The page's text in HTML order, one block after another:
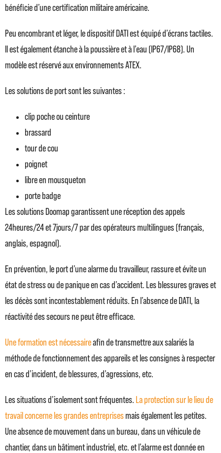
bénéficie d’une certification militaire américaine.
Peu encombrant et léger, le dispositif DATI est équipé d’écrans tactiles.
Il est également étanche à la poussière et à l’eau (IP67/IP68). Un
modèle est réservé aux environnements ATEX.
Les solutions de port sont les suivantes :
clip poche ou ceinture
brassard
tour de cou
poignet
libre en mousqueton
porte badge
Les solutions Doomap garantissent une réception des appels
24heures/24 et 7jours/7 par des opérateurs multilingues (français,
anglais, espagnol).
En prévention, le port d’une alarme du travailleur, rassure et évite un
état de stress ou de panique en cas d’accident. Les blessures graves et
les décès sont incontestablement réduits. En l’absence de DATI, la
réactivité des secours ne peut être efficace.
Une formation est nécessaireafin de transmettre aux salariés la
méthode de fonctionnement des appareils et les consignes à respecter
en cas d’incident, de blessures, d’agressions, etc.
Les situations d’isolement sont fréquentes. La protection sur le lieu de
travail concerne les grandes entreprises mais également les petites.
Une absence de mouvement dans un bureau, dans un véhicule de
chantier, dans un bâtiment industriel, etc. et l’alarme est donnée en